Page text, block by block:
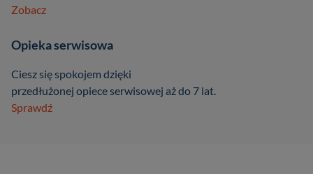
Zobacz
Opieka serwisowa
Ciesz się spokojem dzięki
przedłużonej opiece serwisowej aż do 7 lat.
Sprawdź